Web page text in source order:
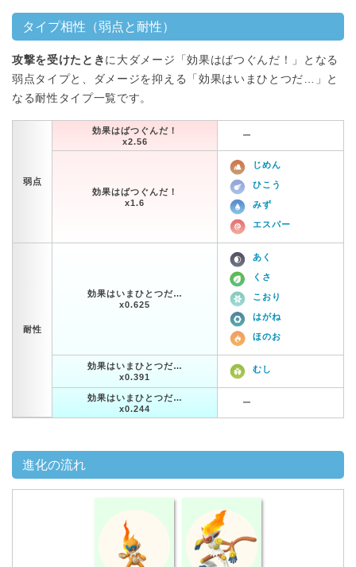
タイプ相性（弱点と耐性）
攻撃を受けたとき に大ダメージ「効果はばつぐんだ！」となる
弱点タイプと、ダメージを抑える「効果はいまひとつだ…」と
なる耐性タイプ一覧です。
弱点
効果はばつぐんだ！
x2.56
ー
効果はばつぐんだ！
x1.6
じめん
ひこう
みず
エスパー
耐性
効果はいまひとつだ…
x0.625
あく
くさ
こおり
はがね
ほのお
効果はいまひとつだ…
x0.391
むし
効果はいまひとつだ…
x0.244
ー
進化の流れ